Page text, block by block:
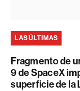
LAS ÚLTIMAS
Fragmento de
9 de SpaceX
superficie de la